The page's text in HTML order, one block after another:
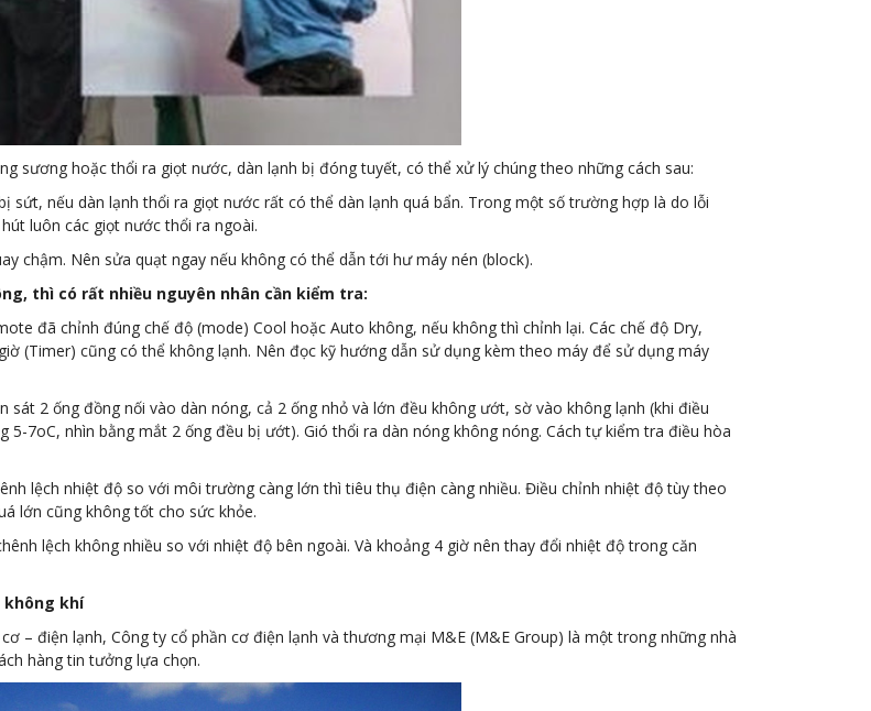
sương hoặc thổi ra giọt nước, dàn lạnh bị đóng tuyết, có thể xử lý chúng theo những cách sau:
sứt, nếu dàn lạnh thổi ra giọt nước rất có thể dàn lạnh quá bẩn. Trong một số trường hợp là do lỗi
luôn các giọt nước thổi ra ngoài.
chậm. Nên sửa quạt ngay nếu không có thể dẫn tới hư máy nén (block).
thì có rất nhiều nguyên nhân cần kiểm tra:
đã chỉnh đúng chế độ (mode) Cool hoặc Auto không, nếu không thì chỉnh lại. Các chế độ Dry,
(Timer) cũng có thể không lạnh. Nên đọc kỹ hướng dẫn sử dụng kèm theo máy để sử dụng máy
2 ống đồng nối vào dàn nóng, cả 2 ống nhỏ và lớn đều không ướt, sờ vào không lạnh (khi điều
7oC, nhìn bằng mắt 2 ống đều bị ướt). Gió thổi ra dàn nóng không nóng. Cách tự kiểm tra điều hòa
lệch nhiệt độ so với môi trường càng lớn thì tiêu thụ điện càng nhiều. Điều chỉnh nhiệt độ tùy theo
lớn cũng không tốt cho sức khỏe.
lệch không nhiều so với nhiệt độ bên ngoài. Và khoảng 4 giờ nên thay đổi nhiệt độ trong căn
không khí
– điện lạnh, Công ty cổ phần cơ điện lạnh và thương mại M&E (M&E Group) là một trong những nhà
hàng tin tưởng lựa chọn.